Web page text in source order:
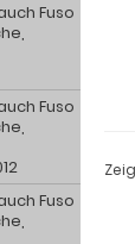
Fuso
Fuso
Fuso